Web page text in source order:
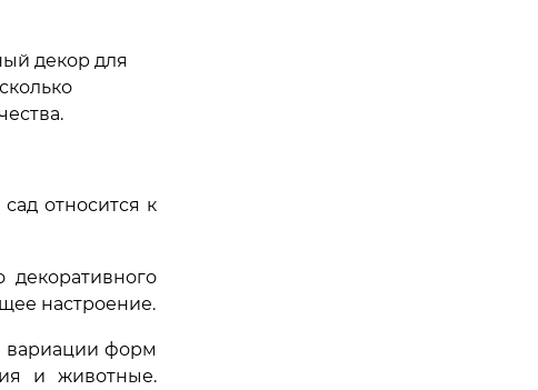
декор для
относится к
декоративного
настроение.
вариации форм
и животные.